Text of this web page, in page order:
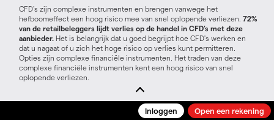
CFD’s zijn complexe instrumenten en brengen vanwege het
hefboomeffect een hoog risico mee van snel oplopende verliezen. 72%
van de retailbeleggers lijdt verlies op de handel in CFD’s met deze
aanbieder. Het is belangrijk dat u goed begrijpt hoe CFD's werken en
dat u nagaat of u zich het hoge risico op verlies kunt permitteren.
Opties zijn complexe financiële instrumenten. Het traden van deze
complexe financiële instrumenten kent een hoog risico van snel
oplopende verliezen.
Inloggen Open een rekening